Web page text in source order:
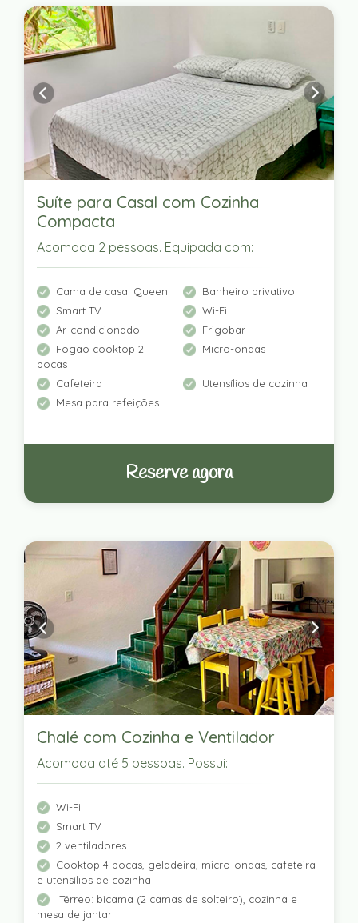
Suíte para Casal com Cozinha
Compacta
Acomoda 2 pessoas. Equipada com:
Cama de casal Queen
Banheiro privativo
Smart TV
Wi-Fi
Ar-condicionado
Frigobar
Fogão cooktop 2
bocas
Micro-ondas
Cafeteira
Utensílios de cozinha
Mesa para refeições
Reserve agora
Chalé com Cozinha e Ventilador
Acomoda até 5 pessoas. Possui:
Wi-Fi
Smart TV
2 ventiladores
Cooktop 4 bocas, geladeira, micro-ondas, cafeteira
e utensílios de cozinha
Térreo: bicama (2 camas de solteiro), cozinha e
mesa de jantar